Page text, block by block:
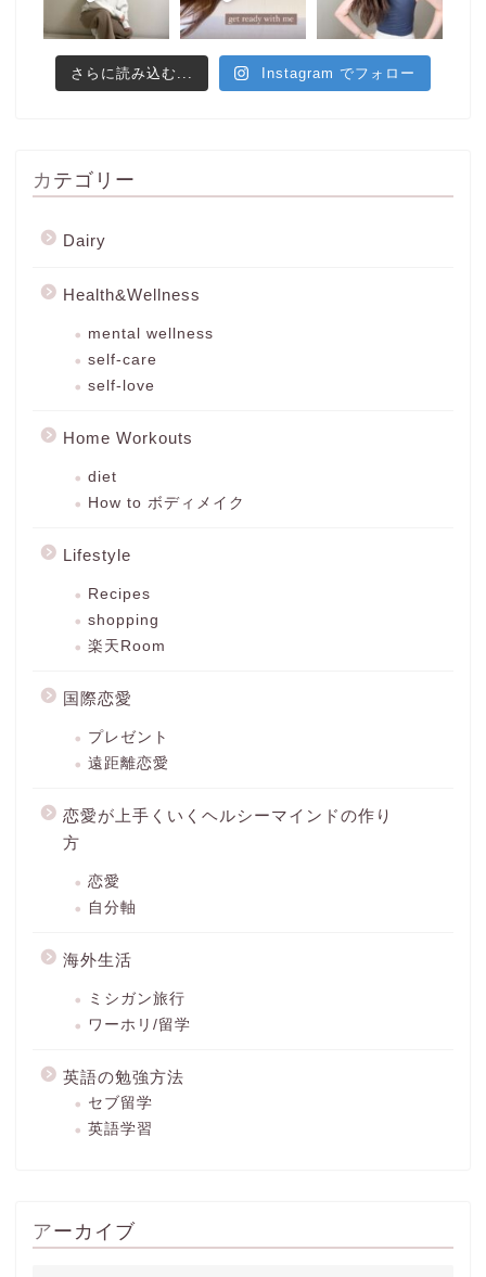
さらに読み込む... Instagram でフォロー
カテゴリー
Dairy
Health&Wellness
mental wellness
self-care
self-love
Home Workouts
diet
How to ボディメイク
Lifestyle
Recipes
shopping
楽天Room
国際恋愛
プレゼント
遠距離恋愛
恋愛が上手くいくヘルシーマインドの作り
方
恋愛
自分軸
海外生活
ミシガン旅行
ワーホリ/留学
英語の勉強方法
セブ留学
英語学習
アーカイブ